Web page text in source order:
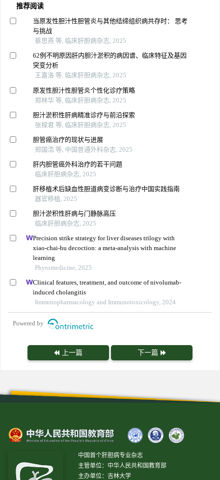
推荐阅读
当原发性胆汁性胆管炎与其他结缔组织病共存时： 思考
与挑战
蔡思燕 等, 临床肝胆病杂志, 2025
62例不明原因肝内胆汁淤积的病因谱、临床特征及基因
突变分析
王嘉洛 等, 临床肝胆病杂志, 2025
原发性胆汁性胆管炎个性化诊疗策略
郑林华 等, 临床肝胆病杂志, 2025
胆汁淤积性肝病精准诊疗与前沿探索
张樑君 等, 临床肝胆病杂志, 2025
胆管癌治疗的现状与进展
郑国浩 等, 中国普通外科杂志, 2025
肝内胆管癌外科治疗的若干问题
临床肝胆病杂志, 2025
肝移植术后缺血性胆道病变诊断与治疗中国实践指南
器官移植, 2025
胆汁淤积性肝病与门静脉高压
临床肝胆病杂志, 2025
Precision strike strategy for liver diseases trilogy with
xiao-chai-hu decoction: a meta-analysis with machine
learning
Phytomedicine, 2025
Clinical features, treatment, and outcome of nivolumab-
induced cholangitis
Immunopharmacology and Immunotoxicology, 2024
Powered by
上一篇 下一篇
中国首个肝胆病专业杂志
主管单位：中华人民共和国教育部
主办单位：吉林大学